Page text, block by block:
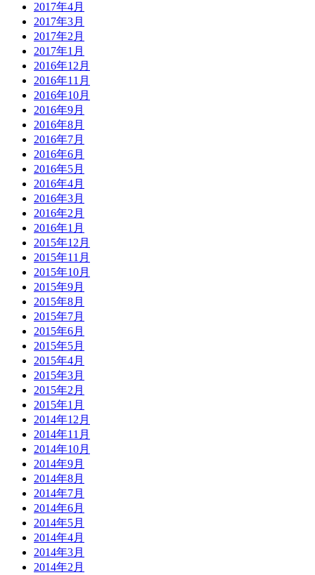
2017年4月
2017年3月
2017年2月
2017年1月
2016年12月
2016年11月
2016年10月
2016年9月
2016年8月
2016年7月
2016年6月
2016年5月
2016年4月
2016年3月
2016年2月
2016年1月
2015年12月
2015年11月
2015年10月
2015年9月
2015年8月
2015年7月
2015年6月
2015年5月
2015年4月
2015年3月
2015年2月
2015年1月
2014年12月
2014年11月
2014年10月
2014年9月
2014年8月
2014年7月
2014年6月
2014年5月
2014年4月
2014年3月
2014年2月